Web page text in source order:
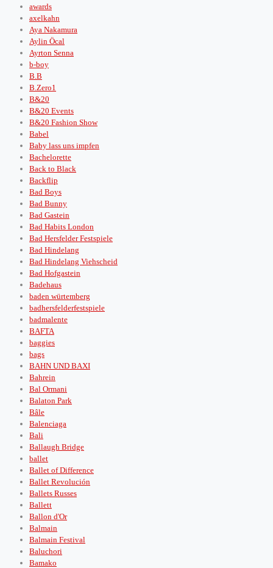
awards
axelkahn
Aya Nakamura
Aylin Öcal
Ayrton Senna
b-boy
B.B
B.Zero1
B&20
B&20 Events
B&20 Fashion Show
Babel
Baby lass uns impfen
Bachelorette
Back to Black
Backflip
Bad Boys
Bad Bunny
Bad Gastein
Bad Habits London
Bad Hersfelder Festspiele
Bad Hindelang
Bad Hindelang Viehscheid
Bad Hofgastein
Badehaus
baden würtemberg
badhersfelderfestspiele
badmalente
BAFTA
baggies
bags
BAHN UND BAXI
Bahrein
Bal Ormani
Balaton Park
Bâle
Balenciaga
Bali
Ballaugh Bridge
ballet
Ballet of Difference
Ballet Revolución
Ballets Russes
Ballett
Ballon d'Or
Balmain
Balmain Festival
Baluchori
Bamako